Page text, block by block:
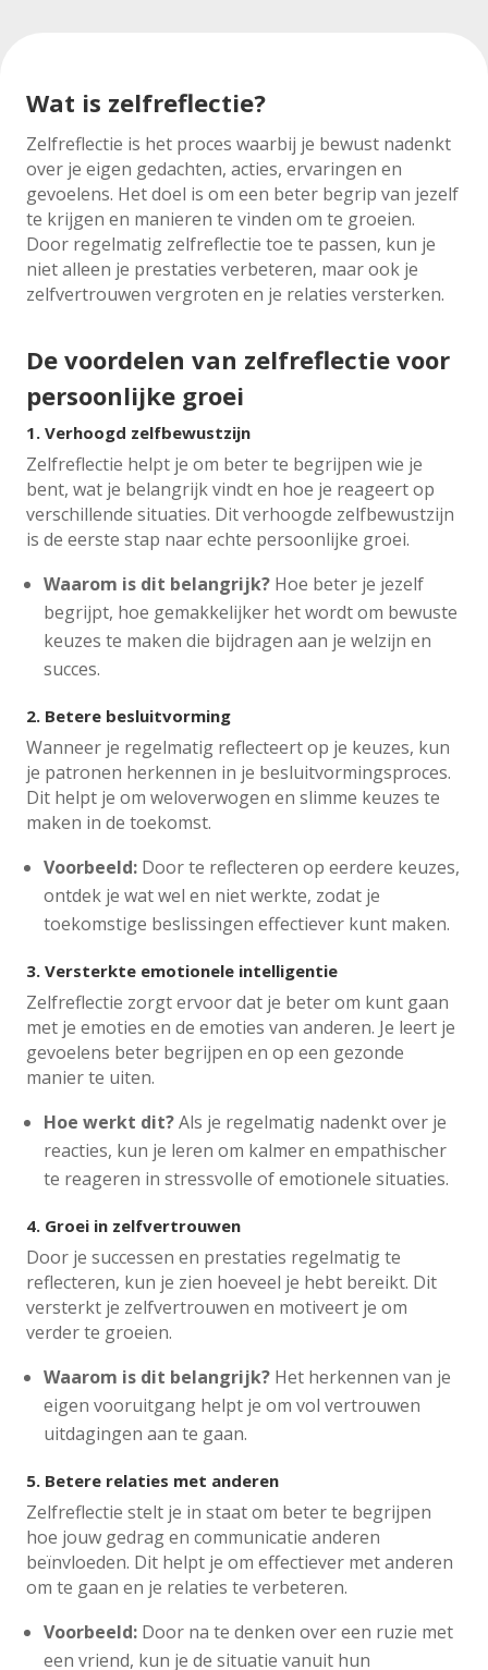
Wat is zelfreflectie?
Zelfreflectie is het proces waarbij je bewust nadenkt
over je eigen gedachten, acties, ervaringen en
gevoelens. Het doel is om een beter begrip van jezelf
te krijgen en manieren te vinden om te groeien.
Door regelmatig zelfreflectie toe te passen, kun je
niet alleen je prestaties verbeteren, maar ook je
zelfvertrouwen vergroten en je relaties versterken.
De voordelen van zelfreflectie voor
persoonlijke groei
1.Verhoogd zelfbewustzijn
Zelfreflectie helpt je om beter te begrijpen wie je
bent, wat je belangrijk vindt en hoe je reageert op
verschillende situaties. Dit verhoogde zelfbewustzijn
is de eerste stap naar echte persoonlijke groei.
Waarom is dit belangrijk? Hoe beter je jezelf
begrijpt, hoe gemakkelijker het wordt om bewuste
keuzes te maken die bijdragen aan je welzijn en
succes.
2. Betere besluitvorming
Wanneer je regelmatig reflecteert op je keuzes, kun
je patronen herkennen in je besluitvormingsproces.
Dit helpt je om weloverwogen en slimme keuzes te
maken in de toekomst.
Voorbeeld: Door te reflecteren op eerdere keuzes,
ontdek je wat wel en niet werkte, zodat je
toekomstige beslissingen effectiever kunt maken.
3.Versterkte emotionele intelligentie
Zelfreflectie zorgt ervoor dat je beter om kunt gaan
met je emoties en de emoties van anderen. Je leert je
gevoelens beter begrijpen en op een gezonde
manier te uiten.
Hoe werkt dit?Als je regelmatig nadenkt over je
reacties, kun je leren om kalmer en empathischer
te reageren in stressvolle of emotionele situaties.
4. Groei in zelfvertrouwen
Door je successen en prestaties regelmatig te
reflecteren, kun je zien hoeveel je hebt bereikt. Dit
versterkt je zelfvertrouwen en motiveert je om
verder te groeien.
Waarom is dit belangrijk? Het herkennen van je
eigen vooruitgang helpt je om vol vertrouwen
uitdagingen aan te gaan.
5. Betere relaties met anderen
Zelfreflectie stelt je in staat om beter te begrijpen
hoe jouw gedrag en communicatie anderen
beïnvloeden. Dit helpt je om effectiever met anderen
om te gaan en je relaties te verbeteren.
Voorbeeld: Door na te denken over een ruzie met
een vriend, kun je de situatie vanuit hun